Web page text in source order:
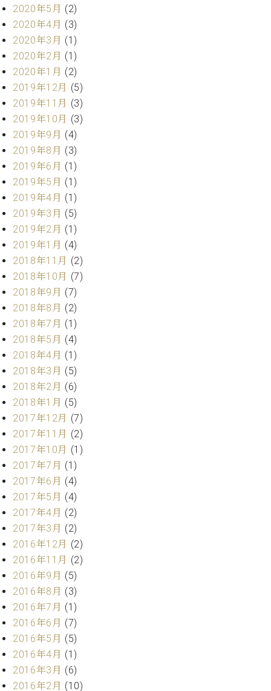
W.
ホ
フ
マ
ン
ヴ
ィ
ジ
ョ
ン
C.BECHSTEIN
Digital(ベ
ヒ
シ
ュ
タ
イ
ン
デ
ジ
タ
ル)
ご
挨
拶
技
術
紹
介
展示
情報
【ユ
ーロ
ピア
ノ特
選中
古】
イ
ベ
ト
情
報
八
王
子
房
ブ
ロ
グ
ア
セ
ス
お
問
い
合
せ
ア
ー
テ
ィ
ス
カ
ス
タ
2020年5月 (2)
2020年4月 (3)
2020年3月 (1)
2020年2月 (1)
2020年1月 (2)
2019年12月 (5)
2019年11月 (3)
2019年10月 (3)
2019年9月 (4)
2019年8月 (3)
2019年6月 (1)
2019年5月 (1)
2019年4月 (1)
2019年3月 (5)
2019年2月 (1)
2019年1月 (4)
2018年11月 (2)
2018年10月 (7)
2018年9月 (7)
2018年8月 (2)
2018年7月 (1)
2018年5月 (4)
2018年4月 (1)
2018年3月 (5)
2018年2月 (6)
2018年1月 (5)
2017年12月 (7)
2017年11月 (2)
2017年10月 (1)
2017年7月 (1)
2017年6月 (4)
2017年5月 (4)
2017年4月 (2)
2017年3月 (2)
2016年12月 (2)
2016年11月 (2)
2016年9月 (5)
2016年8月 (3)
2016年7月 (1)
2016年6月 (7)
2016年5月 (5)
2016年4月 (1)
2016年3月 (6)
2016年2月 (10)